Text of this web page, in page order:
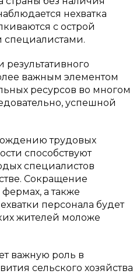
нехватка
с острой
специалистами.
важным элементом
ресурсов во многом
успешной
трудовых
способствуют
специалистов
Сокращение
а также
персонала будет
жителей моложе
важную роль в
сельского хозяйства